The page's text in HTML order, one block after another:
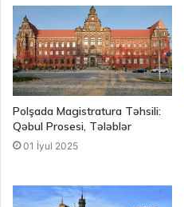
Polşada Magistratura Təhsili:
Qəbul Prosesi, Tələblər
01 İyul 2025